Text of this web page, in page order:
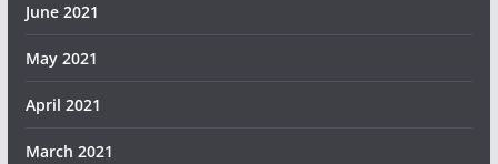
June 2021
May 2021
April 2021
March 2021